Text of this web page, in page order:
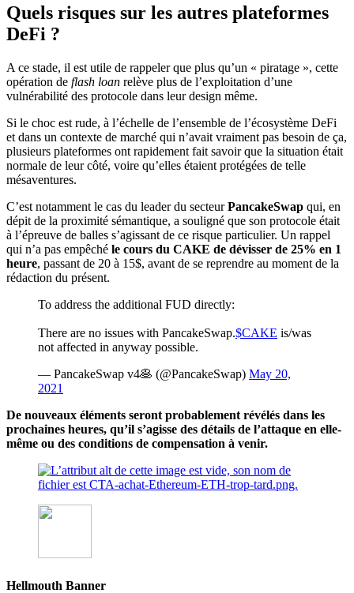
Quels risques sur les autres plateformes
DeFi ?
A ce stade, il est utile de rappeler que plus qu’un « piratage », cette
opération de flash loan relève plus de l’exploitation d’une
vulnérabilité des protocole dans leur design même.
Si le choc est rude, à l’échelle de l’ensemble de l’écosystème DeFi
et dans un contexte de marché qui n’avait vraiment pas besoin de ça,
plusieurs plateformes ont rapidement fait savoir que la situation était
normale de leur côté, voire qu’elles étaient protégées de telle
mésaventures.
C’est notamment le cas du leader du secteurPancakeSwap qui, en
dépit de la proximité sémantique, a souligné que son protocole était
à l’épreuve de balles s’agissant de ce risque particulier. Un rappel
qui n’a pas empêché le cours du CAKE de dévisser de 25% en 1
heure, passant de 20 à 15$, avant de se reprendre au moment de la
rédaction du présent.
To address the additional FUD directly:
There are no issues with PancakeSwap.$CAKE is/was
not affected in anyway possible.
— PancakeSwap v4🥞 (@PancakeSwap) May 20,
2021
De nouveaux éléments seront probablement révélés dans les
prochaines heures, qu’il s’agisse des détails de l’attaque en elle-
même ou des conditions de compensation à venir.
Hellmouth Banner